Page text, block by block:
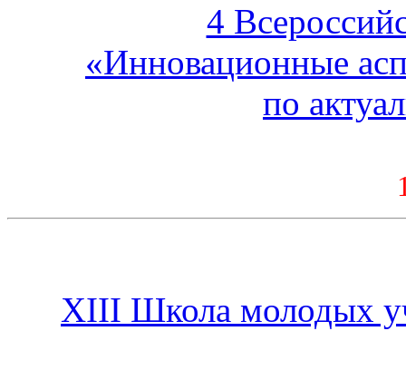
4
«Инновационные
по
XIII Школа молодых